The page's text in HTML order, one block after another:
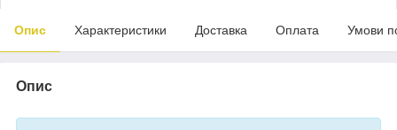
Опис Характеристики Доставка Оплата Умови
Опис